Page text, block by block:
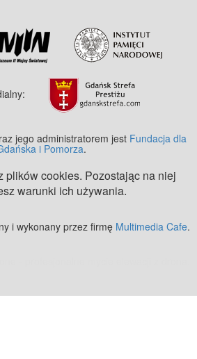
jego administratorem jest Fundacja dla
i Pomorza.
plików cookies. Pozostając na niej
warunki ich używania.
i wykonany przez firmę Multimedia Cafe.